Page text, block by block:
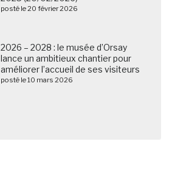
posté le 20 février 2026
2026 – 2028 : le musée d’Orsay
lance un ambitieux chantier pour
améliorer l’accueil de ses visiteurs
posté le 10 mars 2026